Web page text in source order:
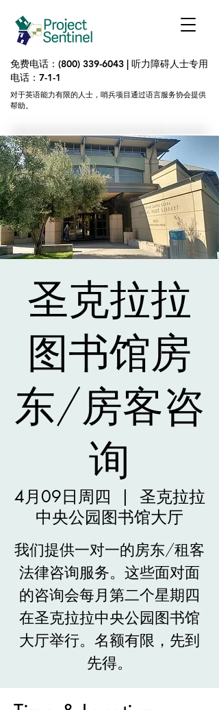
免费电话：(800) 339-6043 | 听力障碍人士专用
电话：7-1-1
对于英语能力有限的人士，哨兵项目通过语言服务协会提供
帮助。
圣克拉拉
图书馆房
东/房客咨
询
4月09日周四
  |
圣克拉拉
中央公园图书馆大厅
我们提供一对一的房东/租客
法律咨询服务。这些面对面
的咨询会每月第二个星期四
在圣克拉拉中央公园图书馆
大厅举行。名额有限，先到
先得。